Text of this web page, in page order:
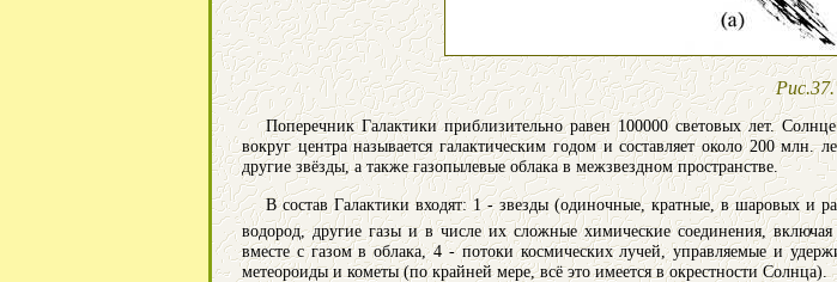
Рис.37.
Поперечник Галактики приблизительно равен 100000 световых лет.
вокруг центра называется галактическим годом и составляет около 200
другие звёзды, а также газопылевые облака в межзвездном пространстве.
В состав Галактики входят: 1 - звезды (одиночные, кратные, в шаровых и
водород, другие газы и в числе их сложные химические соединения,
вместе с газом в облака, 4 - потоки космических лучей, управляемые и
метеороиды и кометы (по крайней мере, всё это имеется в окрестности Солнца).